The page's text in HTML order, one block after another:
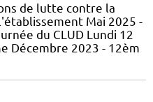
de lutte contre la
Mai 2025 -
du CLUD Lundi 12
Décembre 2023 - 12èm